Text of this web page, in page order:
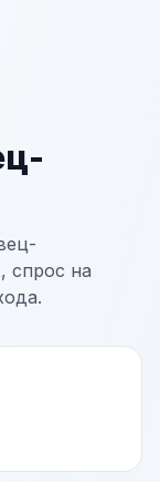
спрос на